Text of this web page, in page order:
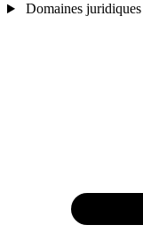
Domaines juridiques